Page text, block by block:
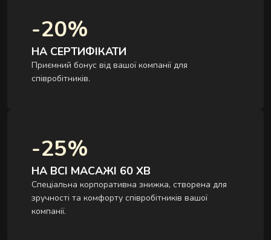
-20%
НА СЕРТИФІКАТИ
Приємний бонус від вашої компанії для
співробітників.
-25%
НА ВСІ МАСАЖІ 60 ХВ
Спеціальна корпоративна знижка, створена для
зручності та комфорту співробітників вашої
компанії.